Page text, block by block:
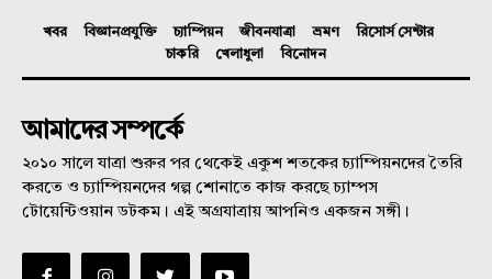
খবর বিজ্ঞানপ্রযুক্তি চ্যাম্পিয়ন জীবনযাত্রা ভ্রমণ
রিসোর্স সেন্টার
চাকরি
খেলাধুলা বিনোদন
আমাদের সম্পর্কে
২০১০ সালে যাত্রা শুরুর পর থেকেই একুশ শতকের চ্যাম্পিয়নদের তৈরি
করতে ও চ্যাম্পিয়নদের গল্প শোনাতে কাজ করছে চ্যাম্পস
টোয়েন্টিওয়ান ডটকম। এই অগ্রযাত্রায় আপনিও একজন সঙ্গী।